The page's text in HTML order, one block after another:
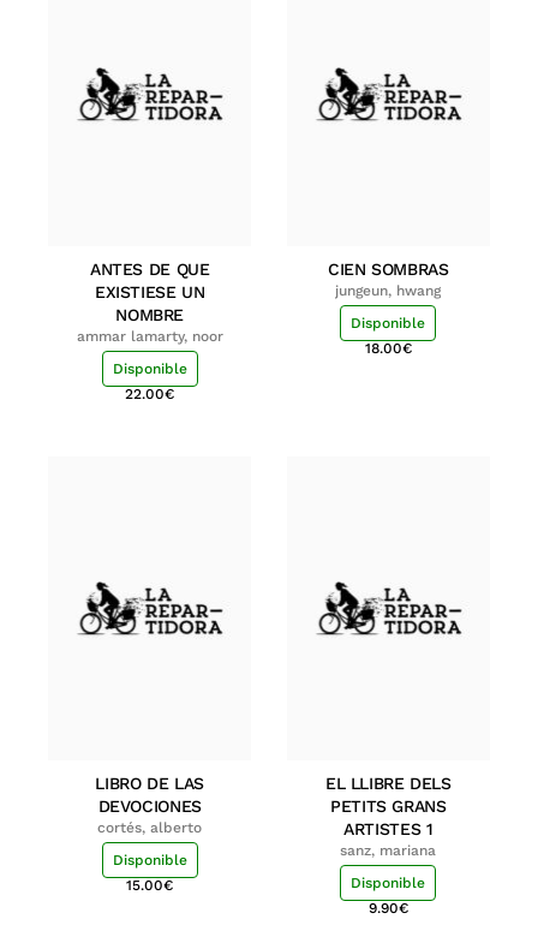
ANTES DE QUE
EXISTIESE UN
NOMBRE
ammar lamarty, noor
Disponible
22.00€
CIEN SOMBRAS
jungeun, hwang
Disponible
18.00€
LIBRO DE LAS
DEVOCIONES
cortés, alberto
Disponible
15.00€
EL LLIBRE DELS
PETITS GRANS
ARTISTES 1
sanz, mariana
Disponible
9.90€